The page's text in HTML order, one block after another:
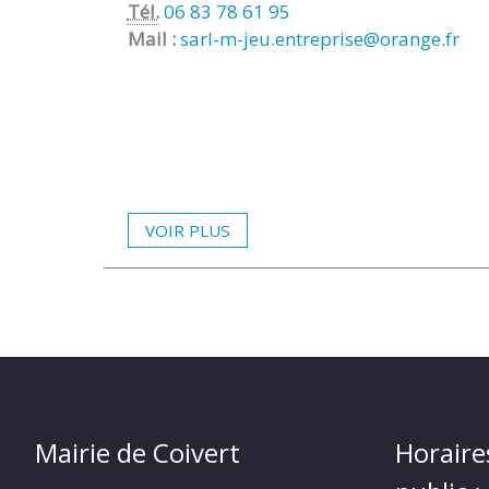
Tél.06 83 78 61 95
Mail :sarl-m-jeu.entreprise@orange.fr
VOIR PLUS
Mairie de Coivert